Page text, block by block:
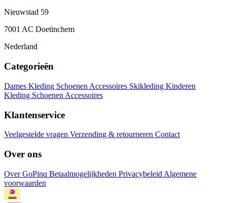
Nieuwstad 59
7001 AC Doetinchem
Nederland
Categorieën
Dames Kleding Schoenen Accessoires Skikleding Kinderen
Kleding Schoenen Accessoires
Klantenservice
Veelgestelde vragen Verzending & retourneren Contact
Over ons
Over GoPinq Betaalmogelijkheden Privacybeleid Algemene
voorwaarden